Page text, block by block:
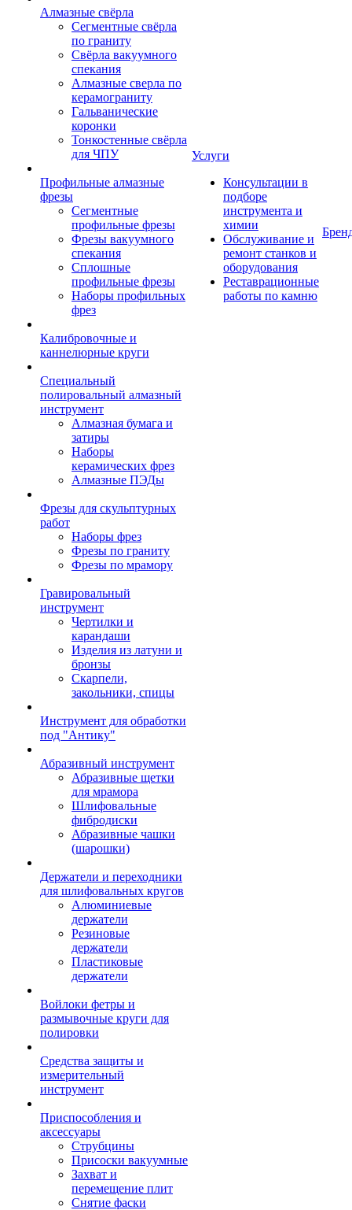
Алмазные свёрла
Сегментные свёрла
по граниту
Свёрла вакуумного
спекания
Алмазные сверла по
керамограниту
Гальванические
коронки
Тонкостенные свёрла
для ЧПУ
Профильные алмазные
фрезы
Сегментные
профильные фрезы
Фрезы вакуумного
спекания
Сплошные
профильные фрезы
Наборы профильных
фрез
Калибровочные и
каннелюрные круги
Специальный
полировальный алмазный
инструмент
Алмазная бумага и
затиры
Наборы
керамических фрез
Алмазные ПЭДы
Фрезы для скульптурных
работ
Наборы фрез
Фрезы по граниту
Фрезы по мрамору
Гравировальный
инструмент
Чертилки и
карандаши
Изделия из латуни и
бронзы
Скарпели,
закольники, спицы
Инструмент для обработки
под "Антику"
Абразивный инструмент
Абразивные щетки
для мрамора
Шлифовальные
фибродиски
Абразивные чашки
(шарошки)
Держатели и переходники
для шлифовальных кругов
Алюминиевые
держатели
Резиновые
держатели
Пластиковые
держатели
Войлоки фетры и
размывочные круги для
полировки
Средства защиты и
измерительный
инструмент
Приспособления и
аксессуары
Струбцины
Присоски вакуумные
Захват и
перемещение плит
Снятие фаски
Услуги
Консультации в
подборе
инструмента и
химии
Обслуживание и
ремонт станков и
оборудования
Реставрационные
работы по камню